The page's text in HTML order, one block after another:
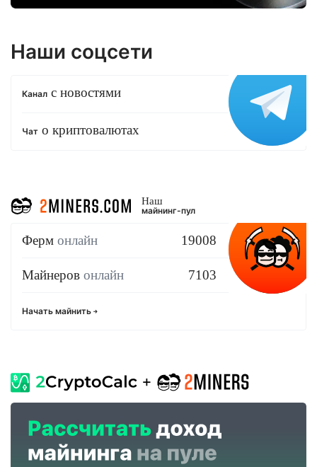
Наши соцсети
Канал с новостями
Чат о криптовалютах
Наш
майнинг-пул
Ферм онлайн 19008
Майнеров онлайн 7103
Начать майнить